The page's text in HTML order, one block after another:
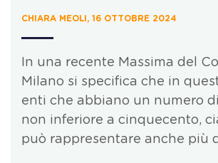
CHIARA MEOLI, 16 OTTOBRE 2024
In una recente Massima del
Milano si specifica che in
enti che abbiano un numero
non inferiore a cinquecento,
può rappresentare anche più